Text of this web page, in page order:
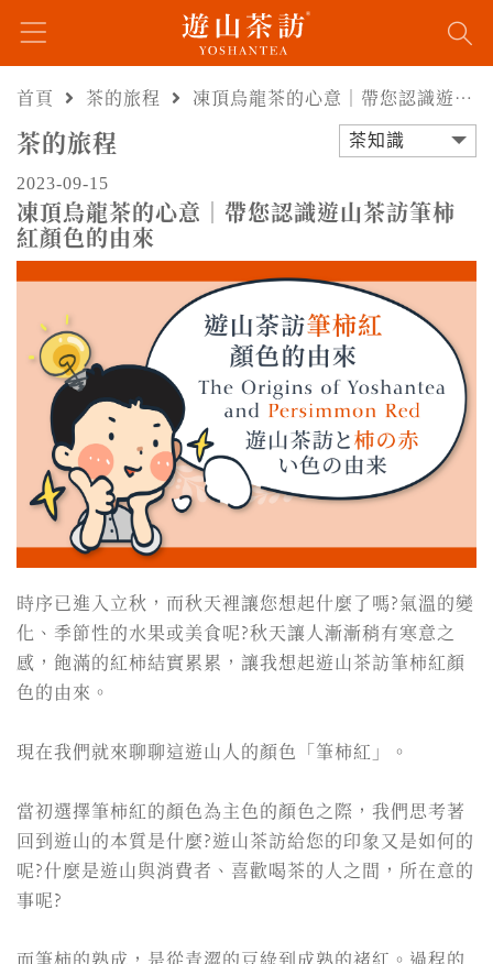
首頁 茶的旅程 凍頂烏龍茶的心意｜帶您認識遊山茶訪筆柿紅顏色的由來
茶的旅程 茶知識
2023-09-15
凍頂烏龍茶的心意｜帶您認識遊山茶訪筆柿
紅顏色的由來
時序已進入立秋，而秋天裡讓您想起什麼了嗎?氣溫的變
化、季節性的水果或美食呢?秋天讓人漸漸稍有寒意之
感，飽滿的紅柿結實累累，讓我想起遊山茶訪筆柿紅顏
色的由來。
現在我們就來聊聊這遊山人的顏色「筆柿紅」。
當初選擇筆柿紅的顏色為主色的顏色之際，我們思考著
回到遊山的本質是什麼?遊山茶訪給您的印象又是如何的
呢?什麼是遊山與消費者、喜歡喝茶的人之間，所在意的
事呢?
而筆柿的熟成，是從青澀的豆綠到成熟的褚紅。過程的